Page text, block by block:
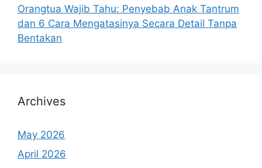
Orangtua Wajib Tahu: Penyebab Anak Tantrum
dan 6 Cara Mengatasinya Secara Detail Tanpa
Bentakan
Archives
May 2026
April 2026